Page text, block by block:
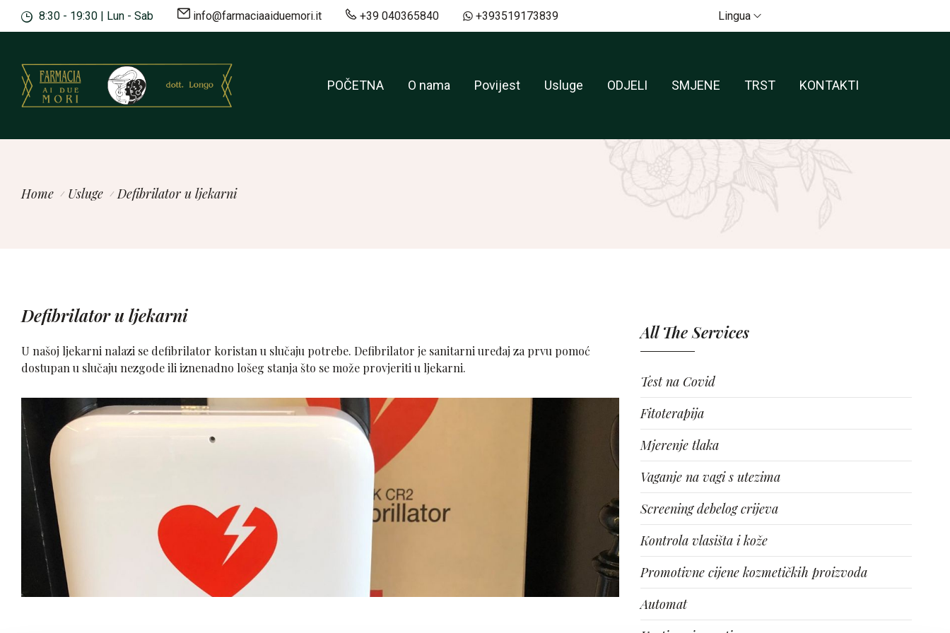
8:30 - 19:30 | Lun - Sab info@farmaciaaiduemori.it +39 040365840 +393519173839 Lingua
POČETNA O nama Povijest Usluge ODJELI SMJENE TRST KONTAKTI
Home Usluge Defibrilator u ljekarni
All The Services
Test na Covid
Fitoterapija
Mjerenje tlaka
Vaganje na vagi s utezima
Screening debelog crijeva
Kontrola vlasišta i kože
Promotivne cijene kozmetičkih proizvoda
Automat
Defibrilator u ljekarni
U našoj ljekarni nalazi se defibrilator koristan u slučaju potrebe. Defibrilator je sanitarni uređaj za prvu pomoć
dostupan u slučaju nezgode ili iznenadno lošeg stanja što se može provjeriti u ljekarni.